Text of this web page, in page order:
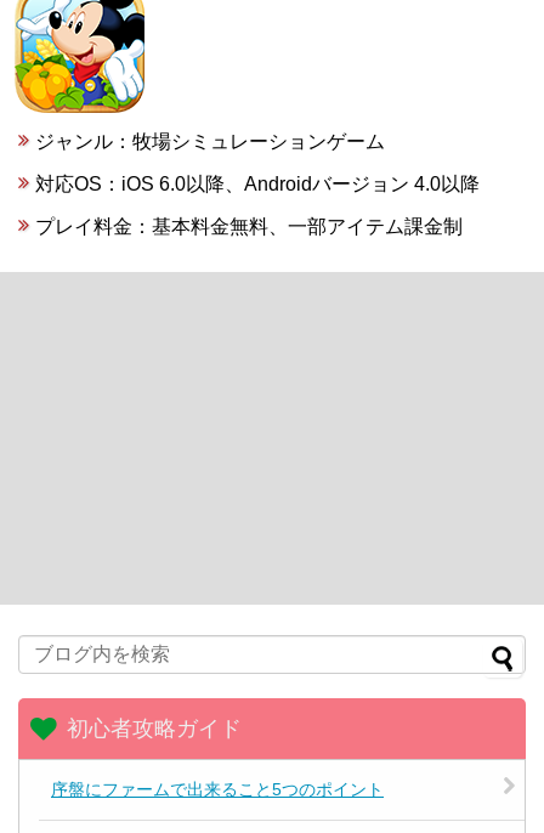
ジャンル：牧場シミュレーションゲーム
対応OS：iOS 6.0以降、Androidバージョン 4.0以降
プレイ料金：基本料金無料、一部アイテム課金制
初心者攻略ガイド
序盤にファームで出来ること5つのポイント